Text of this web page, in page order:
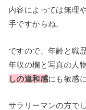
内容によっては無理
手ですからね。
ですので、年齢と職
年収の欄と写真の人
しの違和感にも敏感
サラリーマンの方で